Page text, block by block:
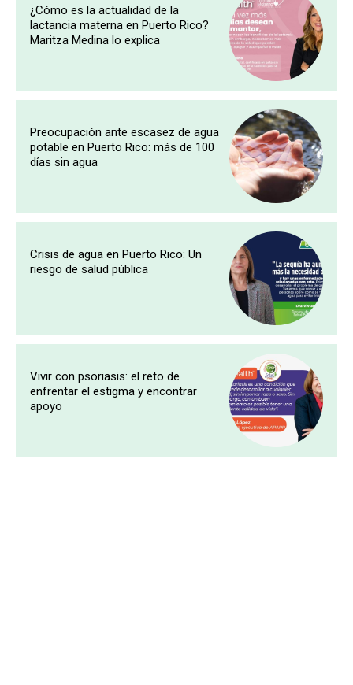
¿Cómo es la actualidad de la
lactancia materna en Puerto Rico?
Maritza Medina lo explica
Preocupación ante escasez de agua
potable en Puerto Rico: más de 100
días sin agua
Crisis de agua en Puerto Rico: Un
riesgo de salud pública
Vivir con psoriasis: el reto de
enfrentar el estigma y encontrar
apoyo